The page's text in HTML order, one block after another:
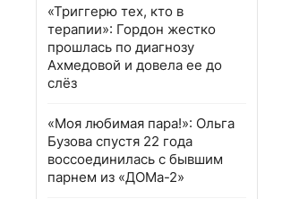
«Триггерю тех, кто в
терапии»: Гордон жестко
прошлась по диагнозу
Ахмедовой и довела ее до
слёз
«Моя любимая пара!»: Ольга
Бузова спустя 22 года
воссоединилась с бывшим
парнем из «ДОМа-2»